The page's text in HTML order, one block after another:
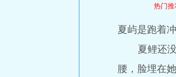
热门推
夏屿是跑着冲
夏鲤还没
腰，脸埋在